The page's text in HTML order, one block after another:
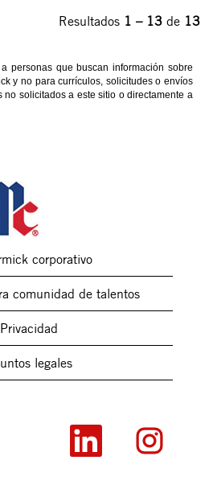
Resultados 1 – 13 de 13
personas que buscan información sobre
y no para currículos, solicitudes o envíos
solicitados a este sitio o directamente a
corporativo
comunidad de talentos
Privacidad
legales
S
a
S